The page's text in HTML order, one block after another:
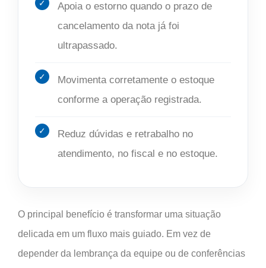
Apoia o estorno quando o prazo de
cancelamento da nota já foi
ultrapassado.
Movimenta corretamente o estoque
conforme a operação registrada.
Reduz dúvidas e retrabalho no
atendimento, no fiscal e no estoque.
O principal benefício é transformar uma situação
delicada em um fluxo mais guiado. Em vez de
depender da lembrança da equipe ou de conferências